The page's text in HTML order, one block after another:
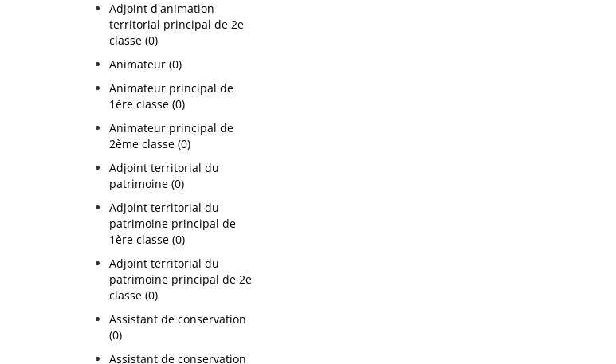
Adjoint d'animation
territorial principal de 2e
classe (0)
Animateur (0)
Animateur principal de
1ère classe (0)
Animateur principal de
2ème classe (0)
Adjoint territorial du
patrimoine (0)
Adjoint territorial du
patrimoine principal de
1ère classe (0)
Adjoint territorial du
patrimoine principal de 2e
classe (0)
Assistant de conservation
(0)
Assistant de conservation